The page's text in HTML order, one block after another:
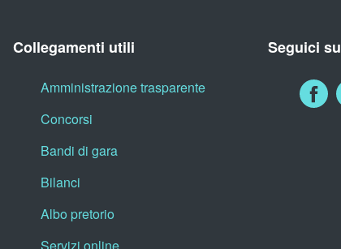
Collegamenti utili
Amministrazione trasparente
Concorsi
Bandi di gara
Bilanci
Albo pretorio
Servizi online
Seguici su